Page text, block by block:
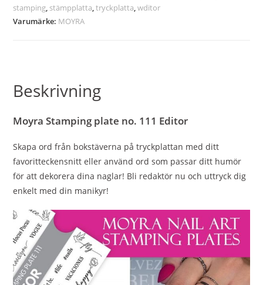
stamping stämpplatta ,tryckplatta ,wditor
Varumärke: MOYRA
Beskrivning
Moyra Stamping plate no. 111 Editor
Skapa ord från bokstäverna på tryckplattan med ditt
favoritteckensnitt eller använd ord som passar ditt humör
för att dekorera dina naglar! Bli redaktör nu och uttryck dig
enkelt med din manikyr!